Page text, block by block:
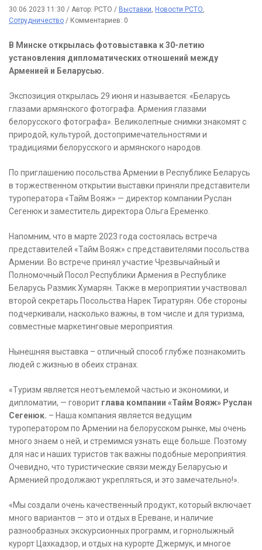
30.06.2023 11:30 / Автор: РСТО / Выставки, Новости РСТО,
Сотрудничество / Комментариев: 0
В Минске открылась фотовыставка к 30-летию
установления дипломатических отношений между
Арменией и Беларусью.
Экспозиция открылась 29 июня и называется: «Беларусь
глазами армянского фотографа. Армения глазами
белорусского фотографа». Великолепные снимки знакомят с
природой, культурой, достопримечательностями и
традициями белорусского и армянского народов.
По приглашению посольства Армении в Республике Беларусь
в торжественном открытии выставки приняли представители
туроператора «Тайм Вояж» — директор компании Руслан
Сегенюк и заместитель директора Ольга Еременко.
Напомним, что в марте 2023 года состоялась встреча
представителей «Тайм Вояж» с представителями посольства
Армении. Во встрече принял участие Чрезвычайный и
Полномочный Посол Республики Армения в Республике
Беларусь Размик Хумарян. Также в мероприятии участвовал
второй секретарь Посольства Нарек Тиратурян. Обе стороны
подчеркивали, насколько важны, в том числе и для туризма,
совместные маркетинговые мероприятия.
Нынешняя выставка – отличный способ глубже познакомить
людей с жизнью в обеих странах.
«Туризм является неотъемлемой частью и экономики, и
дипломатии, — говорит глава компании «Тайм Вояж» Руслан
Сегенюк. – Наша компания является ведущим
туроператором по Армении на белорусском рынке, мы очень
много знаем о ней, и стремимся узнать еще больше. Поэтому
для нас и наших туристов так важны подобные мероприятия.
Очевидно, что туристические связи между Беларусью и
Арменией продолжают укрепляться, и это замечательно!».
«Мы создали очень качественный продукт, который включает
много вариантов — это и отдых в Ереване, и наличие
разнообразных экскурсионных программ, и горнолыжный
курорт Цахкадзор, и отдых на курорте Джермук, и многое